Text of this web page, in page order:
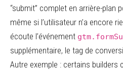
“submit” complet en arrière-plan
même si l’utilisateur n’a encore
écoute l’événement
supplémentaire, le tag de
Autre exemple : certains builders